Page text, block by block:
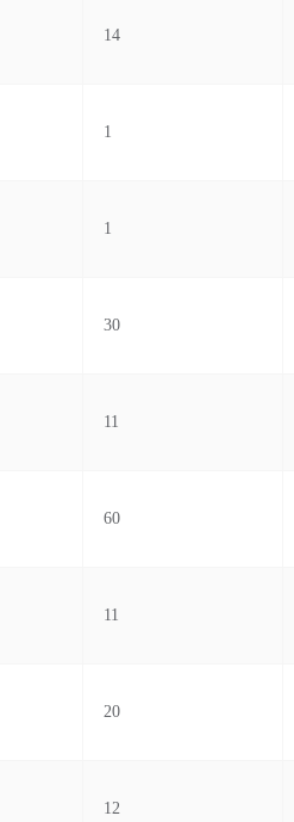
14
1
1
30
11
60
11
20
12